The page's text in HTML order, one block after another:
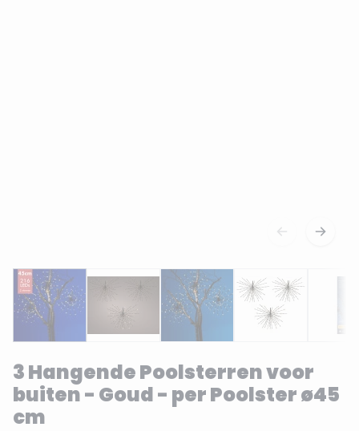
3 Hangende Poolsterren voor
buiten - Goud - per Poolster ø45
cm